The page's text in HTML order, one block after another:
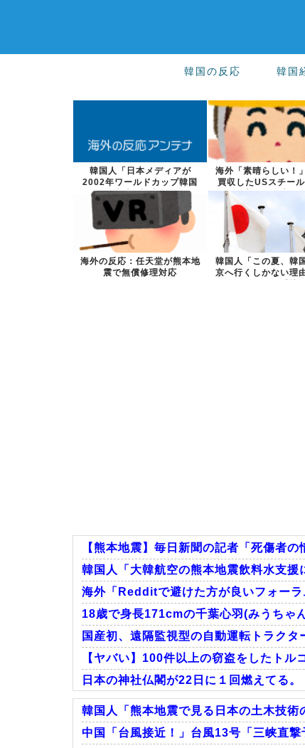
韓国の反応 韓国
韓国人「日本メディアが
2002年ワールドカップ韓国
準決勝も調査す...
海外「素晴らしい！
買収したUSスチー
大復活に米国
海外の反応：任天堂が熊本地
震で無償修理対応
韓国人「この夏、韓
京へ行くしかない理
【熊本地震】毎日新聞の記者「死傷者
韓国人「大韓航空の熊本地震飲料水支
海外「Redditで避けた方が良いフォー
18歳で身長171cmの千葉心羽(みうちゃ
国産初、遠隔監視型の自動運転トラク
【ヤバい】100件以上の窃盗をしたト
日本の神社仏閣が22日に１回燃えてる。
韓国人「熊本地震で見る日本の土木技
中国「台風接近！」台風13号「三峡直